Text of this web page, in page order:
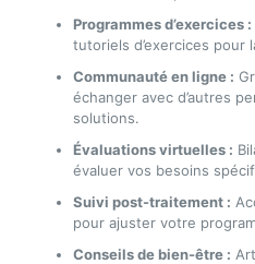
Programmes d’exercices :
tutoriels d’exercices pour
Communauté en ligne :
échanger avec d’autres
solutions.
Évaluations virtuelles :
évaluer vos besoins
Suivi post-traitement :
pour ajuster votre
Conseils de bien-être :